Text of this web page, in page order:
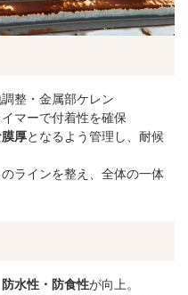
整・金属部ケレン
マーで付着性を確保
厚となるよう管理し、耐候
ラインを整え、全体の一体
防水性・防食性が向上。